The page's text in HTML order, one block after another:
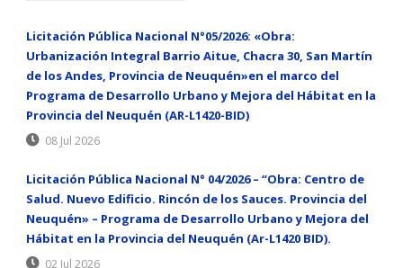
Licitación Pública Nacional N°05/2026: «Obra:
Urbanización Integral Barrio Aitue, Chacra 30, San Martín
de los Andes, Provincia de Neuquén»en el marco del
Programa de Desarrollo Urbano y Mejora del Hábitat en la
Provincia del Neuquén (AR-L1420-BID)
08 Jul 2026
Licitación Pública Nacional N° 04/2026 – “Obra: Centro de
Salud. Nuevo Edificio. Rincón de los Sauces. Provincia del
Neuquén» – Programa de Desarrollo Urbano y Mejora del
Hábitat en la Provincia del Neuquén (Ar-L1420 BID).
02 Jul 2026